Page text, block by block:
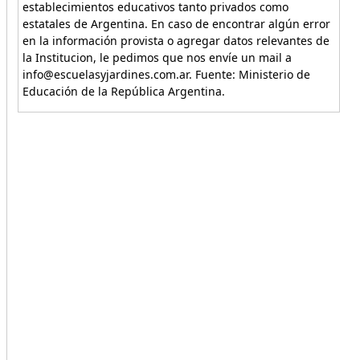
establecimientos educativos tanto privados como
estatales de Argentina. En caso de encontrar algún error
en la información provista o agregar datos relevantes de
la Institucion, le pedimos que nos envíe un mail a
info@escuelasyjardines.com.ar. Fuente: Ministerio de
Educación de la República Argentina.